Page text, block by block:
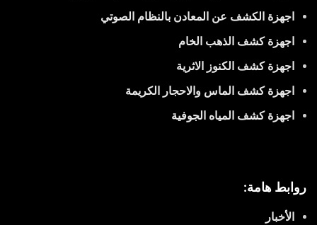
اجهزة الكشف عن المعادن بالنظام الصوتي
اجهزة كشف الذهب الخام
اجهزة كشف الكنوز الاثرية
اجهزة كشف الماس والاحجار الكريمة
اجهزة كشف المياه الجوفية
روابط هامة:
الأخبار